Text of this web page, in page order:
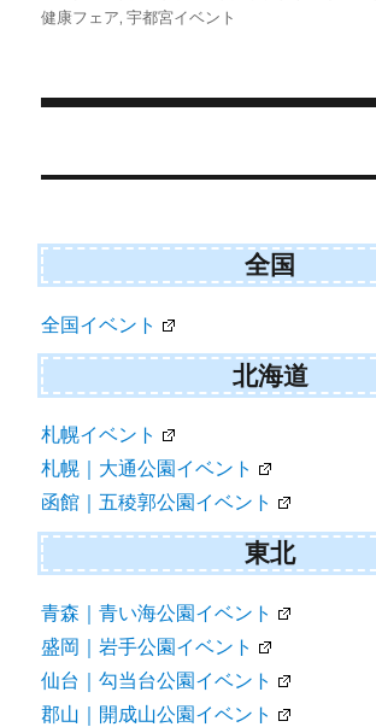
t
o
日:ゴ
健康フェア,宇都宮イベント
稿
ビ
ー
シ
ョ
ン
全国
全国イベント
北海道
札幌イベント
札幌｜大通公園イベント
函館｜五稜郭公園イベント
東北
青森｜青い海公園イベント
盛岡｜岩手公園イベント
仙台｜勾当台公園イベント
郡山｜開成山公園イベント